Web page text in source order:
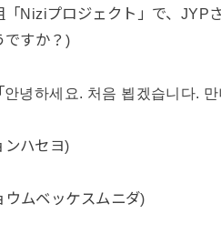
Niziプロジェクト」で、JYP
ですか？)
녕하세요. 처음 뵙겠습니다.
ンハセヨ)
ムベッケスムニダ)